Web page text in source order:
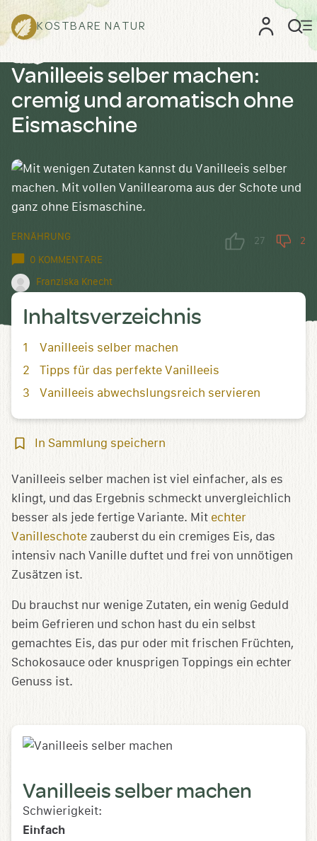
KOSTBARE NATUR
Vanilleeis selber machen:
cremig und aromatisch ohne
Eismaschine
ERNÄHRUNG
0 KOMMENTARE
Franziska Knecht
27 2
Inhaltsverzeichnis
Vanilleeis selber machen
Tipps für das perfekte Vanilleeis
Vanilleeis abwechslungsreich servieren
In
speichern
In Sammlung speichern
Vanilleeis selber machen ist viel einfacher, als es
klingt, und das Ergebnis schmeckt unvergleichlich
besser als jede fertige Variante. Mit echter
Vanilleschote zauberst du ein cremiges Eis, das
intensiv nach Vanille duftet und frei von unnötigen
Zusätzen ist.
Du brauchst nur wenige Zutaten, ein wenig Geduld
beim Gefrieren und schon hast du ein selbst
gemachtes Eis, das pur oder mit frischen Früchten,
Schokosauce oder knusprigen Toppings ein echter
Genuss ist.
Vanilleeis selber machen
Schwierigkeit:
Einfach